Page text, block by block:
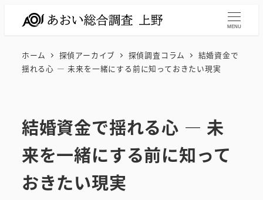
MENU
ホーム 探偵アーカイブ 探偵調査コラム
結婚資金で
揺れる心 ― 未来を一緒にする前に知っておきたい現実
結婚資金で揺れる心 ― 未
来を一緒にする前に知って
おきたい現実